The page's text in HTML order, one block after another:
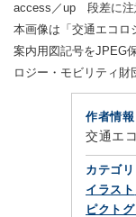
access／up 段差に注
本画像は「交通エコロ
案内用図記号をJPEG
ロジー・モビリティ財
作者情報
交通エ
カテゴリ
イラスト
ピクト